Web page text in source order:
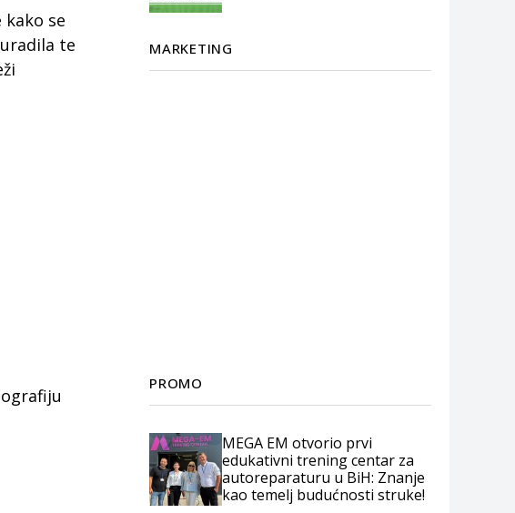
se
te
MARKETING
PROMO
MEGA EM otvorio prvi
edukativni trening centar za
autoreparaturu u BiH: Znanje
kao temelj budućnosti struke!